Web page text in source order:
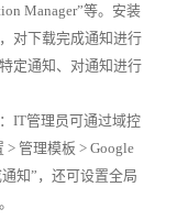
Manager”等。安装
对下载完成通知进行
定通知、对通知进行
IT管理员可通过域控
> 管理模板 > Google
知”，还可设置全局